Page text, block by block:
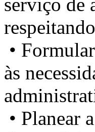
serviço de
•
às
• Planear